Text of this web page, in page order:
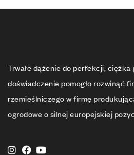
Trwałe dążenie do perfekcji, ciężka
doświadczenie pomogło rozwinąć
rzemieślniczego w firmę
ogrodowe o silnej europejskiej